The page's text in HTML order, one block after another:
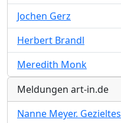
Jochen Gerz
Herbert Brandl
Meredith Monk
Meldungen art-in.de
Nanne Meyer.